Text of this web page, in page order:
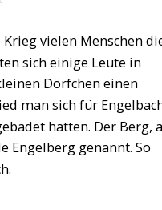
vielen Menschen
sich einige Leute in
Dörfchen einen
man sich für
hatten. Der Berg,
Engelberg genannt. So